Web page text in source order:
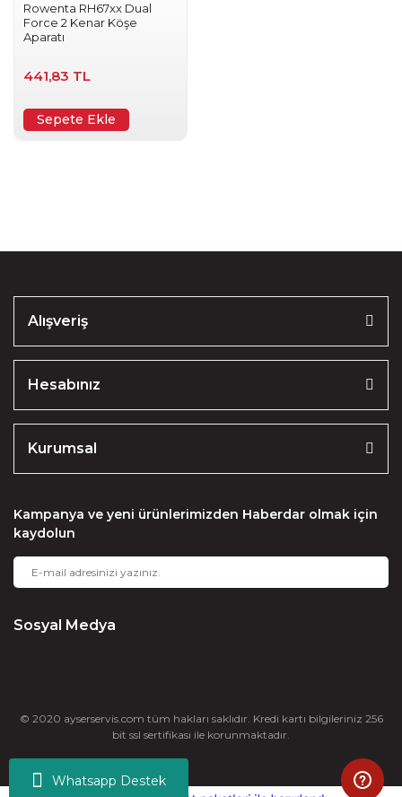
Whatsapp Destek
Rowenta RH67xx Dual
Force 2 Kenar Köşe
Aparatı
441,83 TL
Sepete Ekle
Alışveriş
Hesabınız
Kurumsal
Kampanya ve yeni ürünlerimizden Haberdar olmak için
kaydolun
Sosyal Medya
© 2020 ayserservis.com tüm hakları saklıdır. Kredi kartı bilgileriniz 256
bit ssl sertifikası ile korunmaktadır.